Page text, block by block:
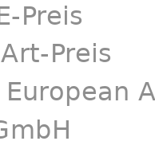
Preis
Preis